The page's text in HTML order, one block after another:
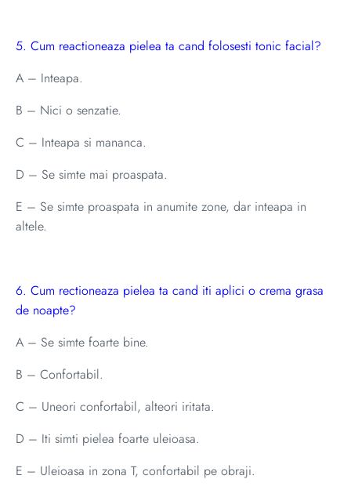
5. Cum reactioneaza pielea ta cand folosesti tonic facial?
A – Inteapa.
B – Nici o senzatie.
C – Inteapa si mananca.
D – Se simte mai proaspata.
E – Se simte proaspata in anumite zone, dar inteapa in
altele.
6. Cum rectioneaza pielea ta cand iti aplici o crema grasa
de noapte?
A – Se simte foarte bine.
B – Confortabil.
C – Uneori confortabil, alteori iritata.
D – Iti simti pielea foarte uleioasa.
E – Uleioasa in zona T, confortabil pe obraji.